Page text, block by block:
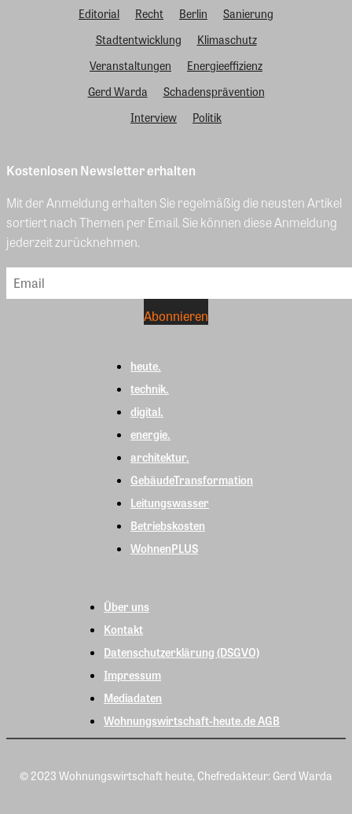
Editorial
Recht Berlin
Sanierung
Stadtentwicklung
Klimaschutz
Veranstaltungen
Energieeffizienz
Gerd Warda
Schadensprävention
Interview
Politik
Kostenlosen Newsletter erhalten
Mit der Anmeldung erhalten Sie regelmäßig die neusten Artikel
sortiert nach Themen per Email. Sie können diese Anmeldung
jederzeit zurücknehmen.
heute.
technik.
digital.
energie.
architektur.
GebäudeTransformation
Leitungswasser
Betriebskosten
WohnenPLUS
Über uns
Kontakt
Datenschutzerklärung (DSGVO)
Impressum
Mediadaten
Wohnungswirtschaft-heute.de AGB
© 2023 Wohnungswirtschaft heute, Chefredakteur: Gerd Warda